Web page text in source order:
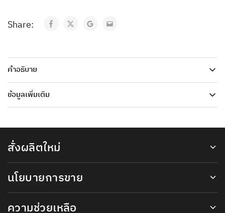
Share:
คำอธิบาย
ข้อมูลเพิ่มเติม
สั่งผลิตใหม่
นโยบายการขาย
ความช่วยเหลือ